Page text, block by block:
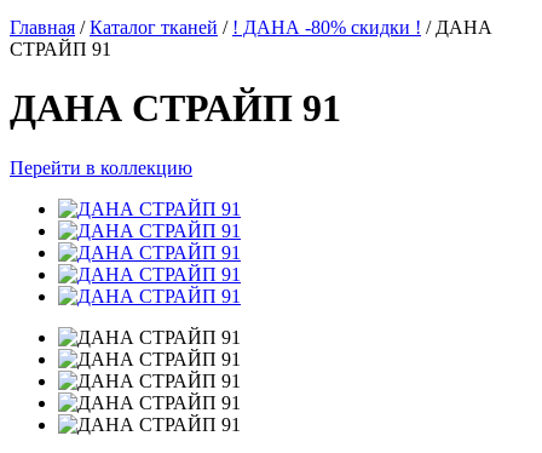
Главная / Каталог тканей / ! ДАНА -80% скидки ! / ДАНА
СТРАЙП 91
ДАНА СТРАЙП 91
Перейти в коллекцию